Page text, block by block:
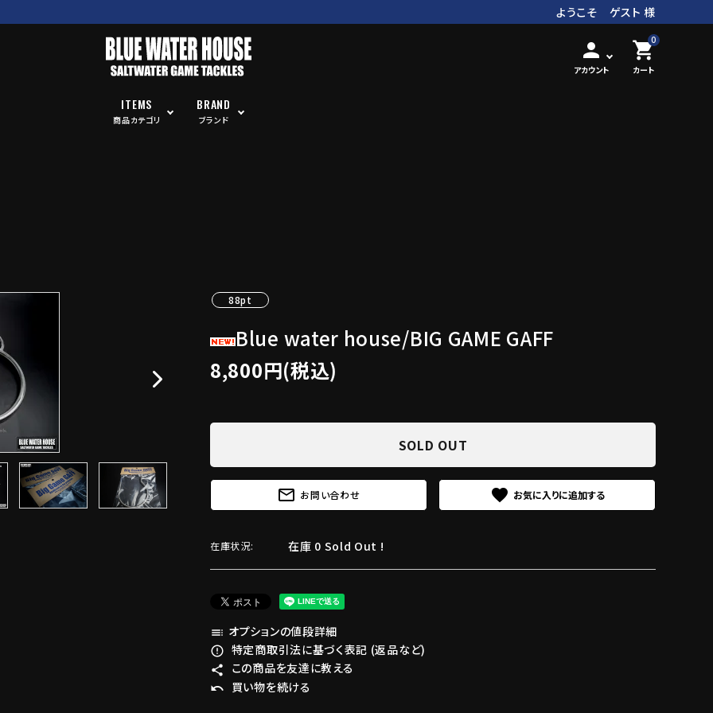
ようこそ ゲスト 様
person
アカウント
0
shopping_cart
カート
ITEMS
商品カテゴリ
BRAND
ブランド
88pt
Blue water house/BIG GAME GAFF
8,800円(税込)
SOLD OUT
mail_outline お問い合わせ favorite
在庫状況: 在庫 0 Sold Out !
toc オプションの値段詳細
error_outline 特定商取引法に基づく表記 (返品など)
share この商品を友達に教える
undo 買い物を続ける